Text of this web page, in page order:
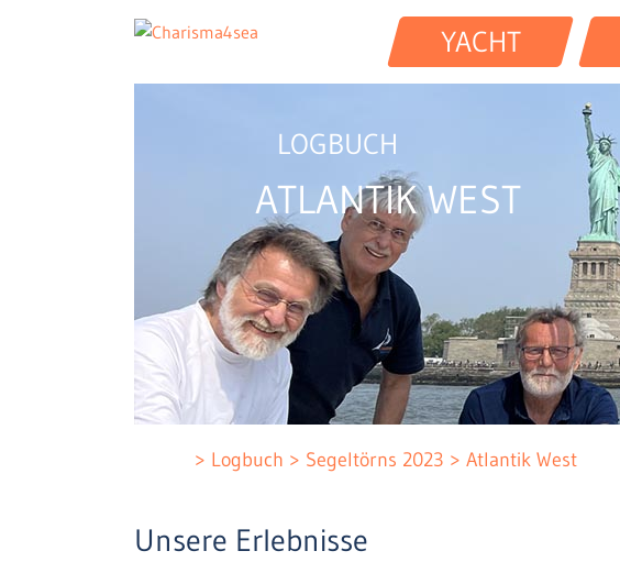
YACHT
LOGBUCH
ATLANTIK WEST
Logbuch Segeltörns 2023 Atlantik West
Unsere Erlebnisse